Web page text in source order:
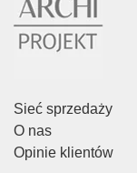
Sieć sprzedaży
O nas
Opinie klientów